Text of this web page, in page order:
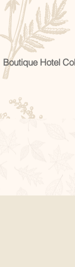
Boutique Hotel